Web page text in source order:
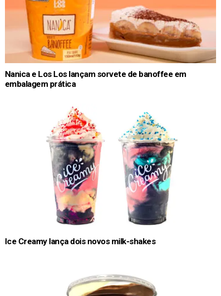
Nanica e Los Los lançam sorvete de banoffee em
embalagem prática
Ice Creamy lança dois novos milk-shakes